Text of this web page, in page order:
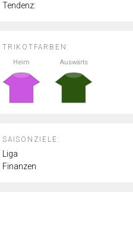
TRIKOTFARBEN:
Heim Auswärts
SAISONZIELE:
Liga
Finanzen
Tendenz: